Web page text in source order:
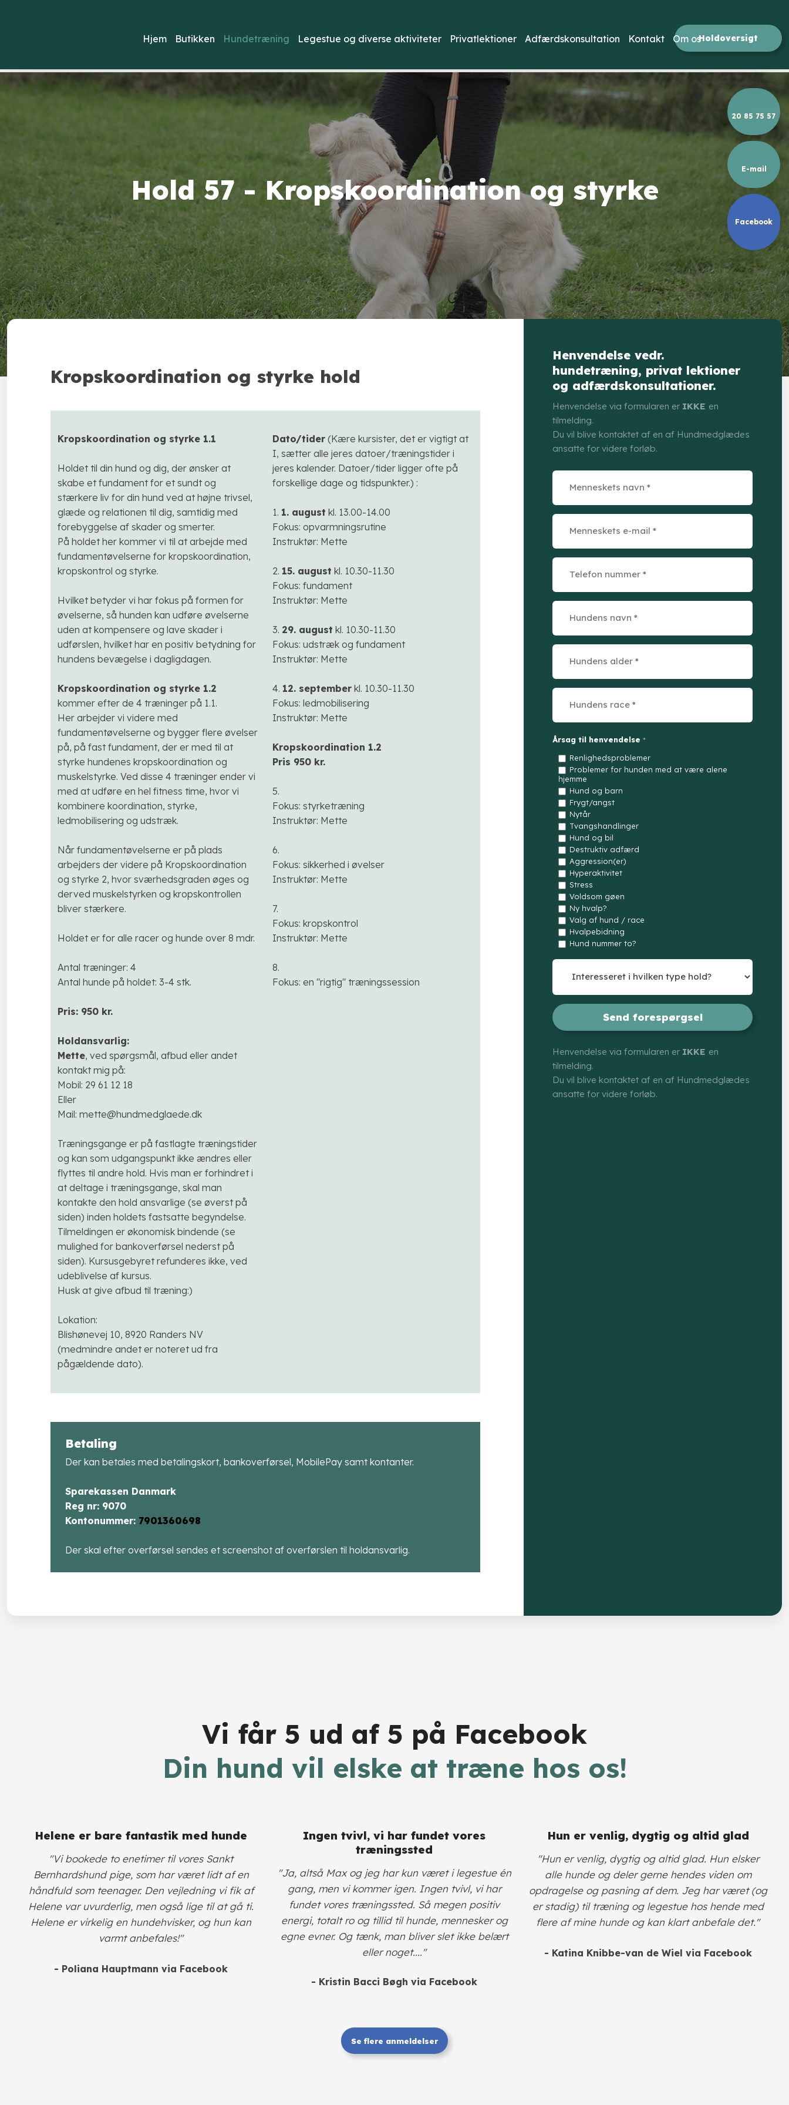
20 85 75 57
E-mail
Facebook
Hjem Butikken Hundetræning Legestue og diverse aktiviteter Privatlektioner Adfærdskonsultation Kontakt Om osHoldoversigt​
Hold 57 - Kropskoordination og styrke
Kropskoordination og styrke hold
Kropskoordination og styrke 1.1
Holdet til din hund og dig, der ønsker at
skabe et fundament for et sundt og
stærkere liv for din hund ved at højne trivsel,
glæde og relationen til dig, samtidig med
forebyggelse af skader og smerter.
På holdet her kommer vi til at arbejde med
fundamentøvelserne for kropskoordination,
kropskontrol og styrke.
Hvilket betyder vi har fokus på formen for
øvelserne, så hunden kan udføre øvelserne
uden at kompensere og lave skader i
udførslen, hvilket har en positiv betydning for
hundens bevægelse i dagligdagen.
Kropskoordination og styrke 1.2
kommer efter de 4 træninger på 1.1.
Her arbejder vi videre med
fundamentøvelserne og bygger flere øvelser
på, på fast fundament, der er med til at
styrke hundenes kropskoordination og
muskelstyrke. Ved disse 4 træninger ender vi
med at udføre en hel fitness time, hvor vi
kombinere koordination, styrke,
ledmobilisering og udstræk.
Når fundamentøvelserne er på plads
arbejders der videre på Kropskoordination
og styrke 2, hvor sværhedsgraden øges og
derved muskelstyrken og kropskontrollen
bliver stærkere.
Holdet er for alle racer og hunde over 8 mdr.
Antal træninger: 4
Antal hunde på holdet: 3-4 stk.
Pris: 950 kr.
Holdansvarlig:
Mette, ved spørgsmål, afbud eller andet
kontakt mig på:
Mobil: 29 61 12 18
Eller
Mail: mette@hundmedglaede.dk
Træningsgange er på fastlagte træningstider
og kan som udgangspunkt ikke ændres eller
flyttes til andre hold. Hvis man er forhindret i
at deltage i træningsgange, skal man
kontakte den hold ansvarlige (se øverst på
siden) inden holdets fastsatte begyndelse.
Tilmeldingen er økonomisk bindende (se
mulighed for bankoverførsel nederst på
siden). Kursusgebyret refunderes ikke, ved
udeblivelse af kursus.
Husk at give afbud til træning:)
Lokation:
Blishønevej 10, 8920 Randers NV
(medmindre andet er noteret ud fra
pågældende dato).​
Dato/tider (Kære kursister, det er vigtigt at
I, sætter alle jeres datoer/træningstider i
jeres kalender. Datoer/tider ligger ofte på
forskellige dage og tidspunkter.) :​
1. 1. august kl. 13.00-14.00
Fokus: opvarmningsrutine
Instruktør: Mette
2. 15. august kl. 10.30-11.30
Fokus: fundament
Instruktør: Mette
3. 29. august kl. 10.30-11.30
Fokus: udstræk og fundament
Instruktør: Mette
4. 12. september kl. 10.30-11.30
Fokus: ledmobilisering
Instruktør: Mette​
Kropskoordination 1.2
Pris 950 kr.
5.
Fokus: styrketræning
Instruktør: Mette
6.
Fokus: sikkerhed i øvelser
Instruktør: Mette​
7.
Fokus: kropskontrol
Instruktør: Mette
8.
Fokus: en "rigtig" træningssession
Betaling
Der kan betales med betalingskort, bankoverførsel, MobilePay samt kontanter.
Sparekassen Danmark
​Reg nr: 9070
​Kontonummer: 7901360698
Der skal efter overførsel sendes et screenshot af overførslen til holdansvarlig.
Henvendelse vedr.
hundetræning, privat lektioner
og adfærdskonsultationer.
Henvendelse via formularen er IKKE en
tilmelding.
Du vil blive kontaktet af en af Hundmedglædes
ansatte for videre forløb.
Årsag til henvendelse *
Renlighedsproblemer
Problemer for hunden med at være alene
hjemme
Hund og barn
Frygt/angst
Nytår
Tvangshandlinger
Hund og bil
Destruktiv adfærd
Aggression(er)
Hyperaktivitet
Stress
Voldsom gøen
Ny hvalp?
Valg af hund / race
Hvalpebidning
Hund nummer to?
Henvendelse via formularen er IKKE en
tilmelding.
Du vil blive kontaktet af en af Hundmedglædes
ansatte for videre forløb.​
Vi får 5 ud af 5 på Facebook
​Din hund vil elske at træne hos os!
​Helene er bare fantastik med hunde
​"Vi bookede to enetimer til vores Sankt
Bernhardshund pige, som har været lidt af en
håndfuld som teenager. Den vejledning vi fik af
Helene var uvurderlig, men også lige til at gå ti.
Helene er virkelig en hundehvisker, og hun kan
varmt anbefales!"
- Poliana Hauptmann via Facebook
Ingen tvivl, vi har fundet vores
træningssted
"Ja, altså Max og jeg har kun været i legestue én
gang, men vi kommer igen. Ingen tvivl, vi har
fundet vores træningssted. Så megen positiv
energi, totalt ro og tillid til hunde, mennesker og
egne evner. Og tænk, man bliver slet ikke belært
eller noget...."
- Kristin Bacci Bøgh via Facebook
Hun er venlig, dygtig og altid glad
"Hun er venlig, dygtig og altid glad. Hun elsker
alle hunde og deler gerne hendes viden om
opdragelse og pasning af dem. Jeg har været (og
er stadig) til træning og legestue hos hende med
flere af mine hunde og kan klart anbefale det."
- Katina Knibbe-van de Wiel via Facebook
Se flere anmeldelser​